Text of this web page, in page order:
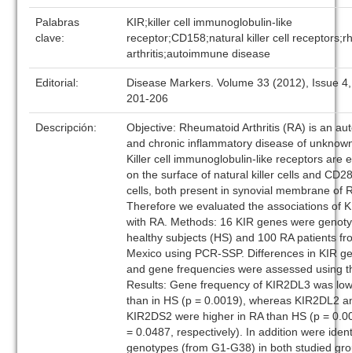
Palabras
clave:
KIR;killer cell immunoglobulin-like
receptor;CD158;natural killer cell
arthritis;autoimmune disease
Editorial:
Disease Markers. Volume 33 (2012), Issue
201-206
Descripción:
Objective: Rheumatoid Arthritis (RA) is an
and chronic inflammatory disease of
Killer cell immunoglobulin-like receptors are
on the surface of natural killer cells and
cells, both present in synovial membrane of
Therefore we evaluated the associations of
with RA. Methods: 16 KIR genes were
healthy subjects (HS) and 100 RA patients
Mexico using PCR-SSP. Differences in KIR
and gene frequencies were assessed using
Results: Gene frequency of KIR2DL3 was
than in HS (p = 0.0019), whereas KIR2DL2
KIR2DS2 were higher in RA than HS (p =
= 0.0487, respectively). In addition were
genotypes (from G1-G38) in both studied